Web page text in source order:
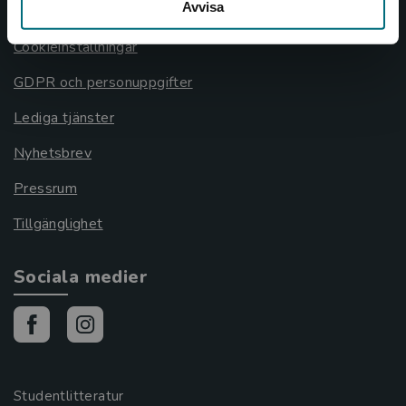
Avvisa
Cookieinställningar
GDPR och personuppgifter
Lediga tjänster
Nyhetsbrev
Pressrum
Tillgänglighet
Sociala medier
Studentlitteratur